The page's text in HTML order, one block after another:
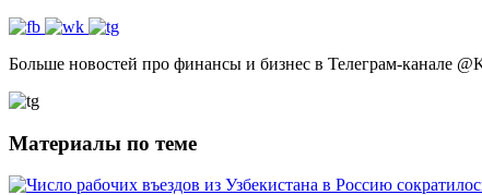
Больше новостей про финансы и бизнес в Телеграм-канале @
Материалы по теме